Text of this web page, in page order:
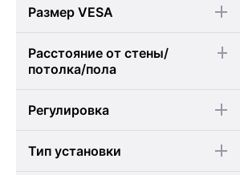
Размер VESA
Расстояние от стены/
потолка/пола
Регулировка
Тип установки